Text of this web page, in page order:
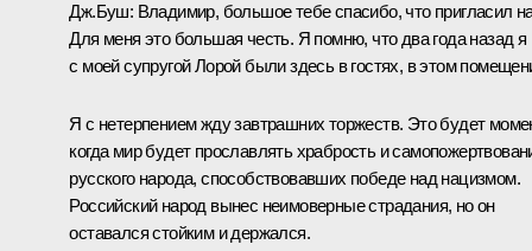
Дж.Буш: Владимир, большое тебе спасибо, что пригласил
Для меня это большая честь. Я помню, что два года назад я
с моей супругой Лорой были здесь в гостях, в этом
Я с нетерпением жду завтрашних торжеств. Это будет
когда мир будет прославлять храбрость и
русского народа, способствовавших победе над нацизмом.
Российский народ вынес неимоверные страдания, но он
оставался стойким и держался.